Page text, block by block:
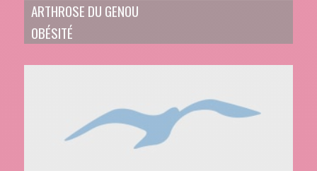
ARTHROSE DU GENOU
OBÉSITÉ